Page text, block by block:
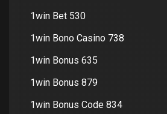
1win Bet 530
1win Bono Casino 738
1win Bonus 635
1win Bonus 879
1win Bonus Code 834